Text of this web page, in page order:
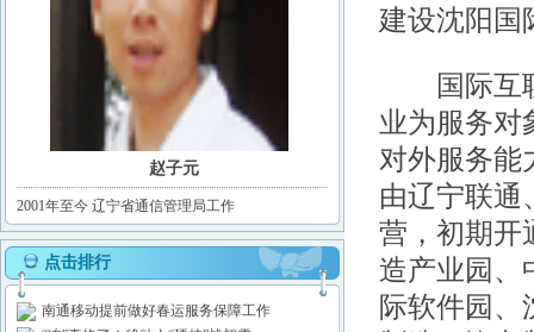
赵子元
2001年至今 辽宁省通信管理局工作
点击排行
南通移动提前做好春运服务保障工作
建设沈阳国
国际互联
业为服务对
对外服务能
由辽宁联通
营，初期开
造产业园、
际软件园、